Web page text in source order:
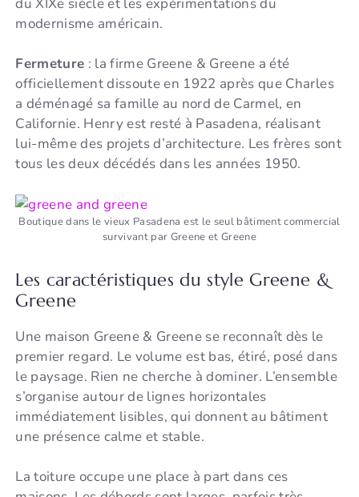
modernisme américain.
Fermeture : la firme Greene & Greene a été
officiellement dissoute en 1922 après que Charles
a déménagé sa famille au nord de Carmel, en
Californie. Henry est resté à Pasadena, réalisant
lui-même des projets d’architecture. Les frères sont
tous les deux décédés dans les années 1950.
Boutique dans le vieux Pasadena est le seul bâtiment commercial
survivant par Greene et Greene
Les caractéristiques du style Greene &
Greene
Une maison Greene & Greene se reconnaît dès le
premier regard. Le volume est bas, étiré, posé dans
le paysage. Rien ne cherche à dominer. L’ensemble
s’organise autour de lignes horizontales
immédiatement lisibles, qui donnent au bâtiment
une présence calme et stable.
La toiture occupe une place à part dans ces